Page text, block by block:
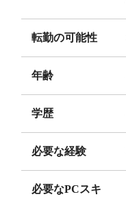
転勤の可能性
年齢
学歴
必要な経験
必要なPCスキ